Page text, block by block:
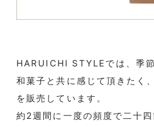
HARUICHI STYLEでは、季
和菓子と共に感じて頂きたく
を販売しています。
約2週間に一度の頻度で二十四